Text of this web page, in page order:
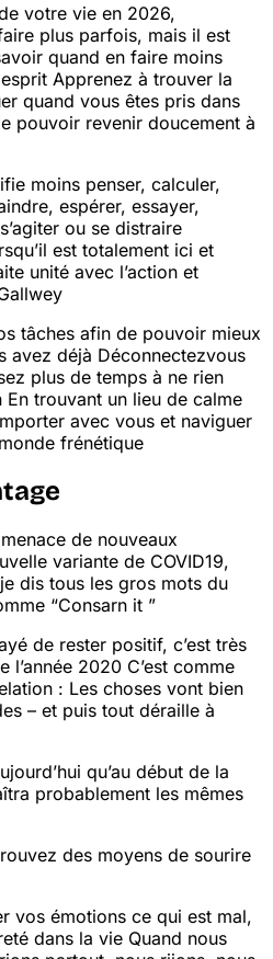
votre vie en 2026,
plus parfois, mais il est
quand en faire moins
Apprenez à trouver la
quand vous êtes pris dans
pouvoir revenir doucement à
moins penser, calculer,
espérer, essayer,
ou se distraire
est totalement ici et
unité avec l’action et
tâches afin de pouvoir mieux
avez déjà Déconnectezvous
plus de temps à ne rien
En trouvant un lieu de calme
avec vous et naviguer
frénétique
de nouveaux
variante de COVID19,
dis tous les gros mots du
“Consarn it ”
de rester positif, c’est très
l’année 2020 C’est comme
: Les choses vont bien
– et puis tout déraille à
qu’au début de la
probablement les mêmes
des moyens de sourire
vos émotions ce qui est mal,
dans la vie Quand nous